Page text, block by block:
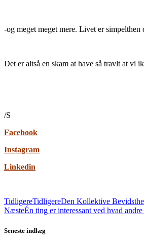
-og meget meget mere. Livet er
Det er altså en skam at have så travlt at vi
/S
Facebook
Instagram
Linkedin
TidligereTidligereDen Kollektive
NæsteÉn ting er interessant ved hvad
Seneste indlæg